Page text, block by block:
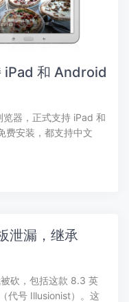
iPad 和 Android
器，正式支持 iPad 和
费安装，都支持中文
泄漏，继承
砍，包括这款 8.3 英
代号 Illusionist）。这